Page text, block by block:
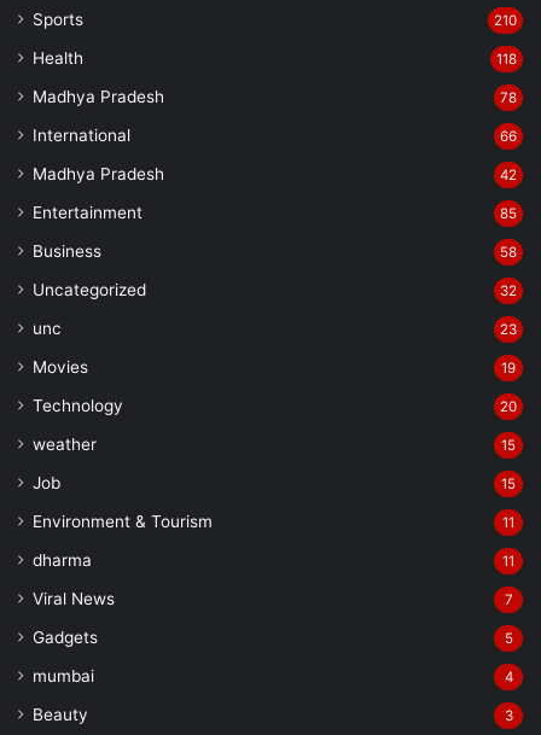
Sports 210
Health 118
Madhya Pradesh 78
International 66
Madhya Pradesh 42
Entertainment 85
Business 58
Uncategorized 32
unc 23
Movies 19
Technology 20
weather 15
Job 15
Environment & Tourism 11
dharma 11
Viral News 7
Gadgets 5
mumbai 4
Beauty 3